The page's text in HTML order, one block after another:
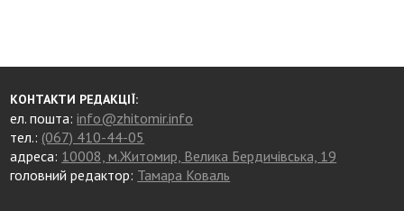
КОНТАКТИ РЕДАКЦІЇ:
ел. пошта:info@zhitomir.info
тел.: (067) 410-44-05
адреса: 10008, м.Житомир, Велика Бердичівська, 19
головний редактор: Тамара Коваль